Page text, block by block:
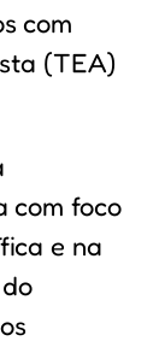
com
(TEA)
com foco
e na